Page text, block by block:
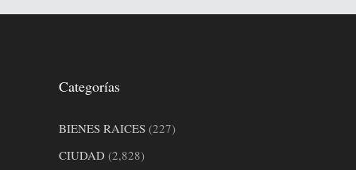
Categorías
BIENES RAICES(227)
CIUDAD(2,828)